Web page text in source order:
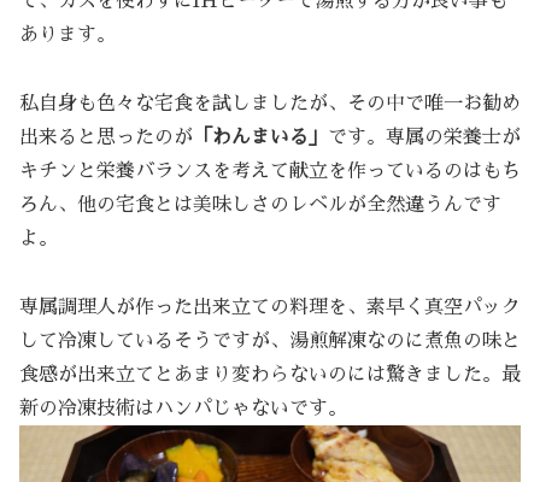
あります。
私自身も色々な宅食を試しましたが、その中で唯一お勧め
出来ると思ったのが 「わんまいる」 です。専属の栄養士が
キチンと栄養バランスを考えて献立を作っているのはもち
ろん、他の宅食とは美味しさのレベルが全然違うんです
よ。
専属調理人が作った出来立ての料理を、素早く真空パック
して冷凍しているそうですが、湯煎解凍なのに煮魚の味と
食感が出来立てとあまり変わらないのには驚きました。最
新の冷凍技術はハンパじゃないです。